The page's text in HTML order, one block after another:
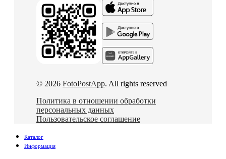
© 2026 FotoPostApp. All rights reserved
Политика в отношении обработки
персональных данных
Пользовательское соглашение
Каталог
Информация